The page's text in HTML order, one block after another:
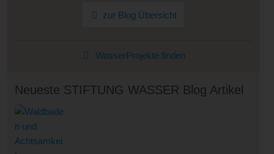
zur Blog Übersicht
WasserProjekte finden
Neueste STIFTUNG WASSER Blog Artikel